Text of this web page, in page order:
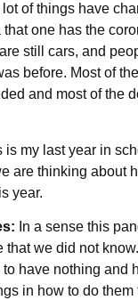
of things have
one has the
still cars, and
before. Most of
and most of the
is my last year in
are thinking about
year.
In a sense this
that we did not
to have nothing and
in how to do